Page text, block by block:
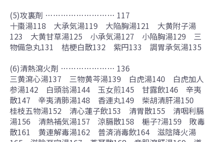
(5)攻裏剤 ……………………… 117
十棗湯118 大承気湯119 大陥胸湯121 大黄附子湯
123 大黄甘草湯125 小承気湯127 小陥胸湯129 三
物備急丸131 桔梗白散132 紫円133 調胃承気湯135
(6)清熱瀉火剤 ………………… 136
三黄瀉心湯137 三物黄芩湯139 白虎湯140 白虎加人
参湯142 白頭翁湯144 玉女煎145 甘露飲146 辛夷
散147 辛夷清肺湯148 香連丸149 柴胡清肝湯150
桂枝五物湯152 清心蓮子飲153 清胃散155 清咽利膈
湯156 清熱補気湯157 涼膈散158 梔子?湯159 敗毒
散161 黄連解毒湯162 普済消毒飲164 滋陰降火湯